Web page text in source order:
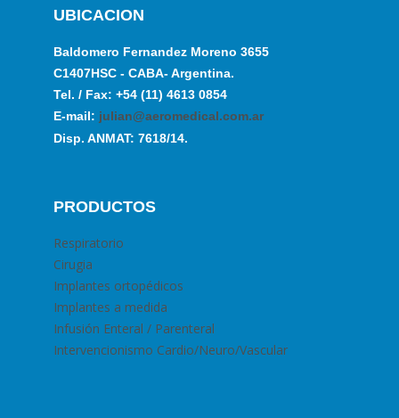
UBICACION
Baldomero Fernandez Moreno 3655
C1407HSC - CABA- Argentina.
Tel. / Fax: +54 (11) 4613 0854
E-mail: julian@aeromedical.com.ar
Disp. ANMAT: 7618/14.
PRODUCTOS
Respiratorio
Cirugia
Implantes ortopédicos
Implantes a medida
Infusión Enteral / Parenteral
Intervencionismo Cardio/Neuro/Vascular